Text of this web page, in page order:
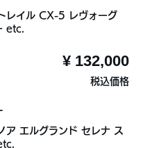
レイル CX-5 レヴォーグ
etc.
¥ 132,000
税込価格
ア エルグランド セレナ ス